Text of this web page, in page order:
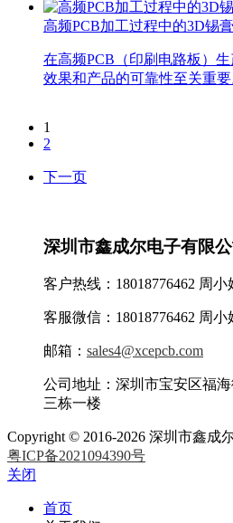
高频PCB加工过程中的3D锡
在高频PCB（印刷电路板）
效果和产品的可靠性至关重要
1
2
下一页
深圳市鑫成尔电子有限公
客户热线：18018776462 周小
客服微信：18018776462 周小
邮箱： sales4@xcepcb.com
公司地址：深圳市宝安区福
三栋一楼
Copyright © 2016-2026 深圳市鑫成
粤ICP备2021094390号
关闭
首页